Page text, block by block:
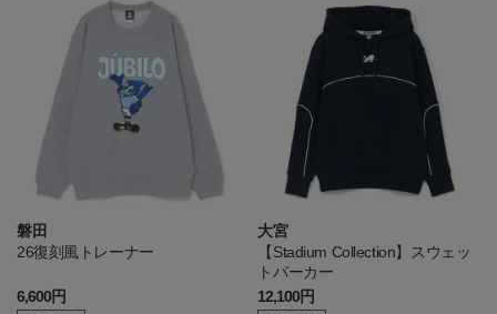
磐田
26復刻風トレーナー
6,600円
大宮
【Stadium Collection】スウェッ
トパーカー
12,100円